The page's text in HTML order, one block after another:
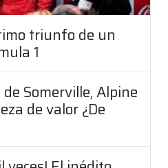
triunfo de un
1
Somerville, Alpine
de valor ¿De